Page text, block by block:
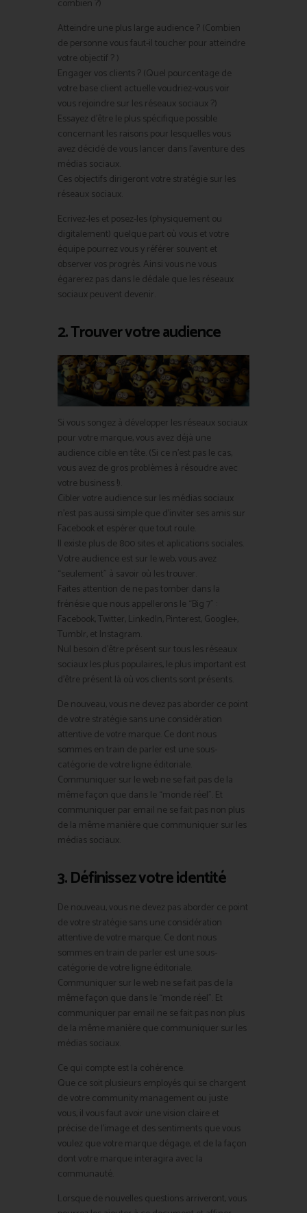
combien ?)
Atteindre une plus large audience ? (Combien
de personne vous faut-il toucher pour atteindre
votre objectif ? )
Engager vos clients ? (Quel pourcentage de
votre base client actuelle voudriez-vous voir
vous rejoindre sur les réseaux sociaux ?)
Essayez d’être le plus spécifique possible
concernant les raisons pour lesquelles vous
avez décidé de vous lancer dans l’aventure des
médias sociaux.
Ces objectifs dirigeront votre stratégie sur les
réseaux sociaux.
Ecrivez-les et posez-les (physiquement ou
digitalement) quelque part où vous et votre
équipe pourrez vous y référer souvent et
observer vos progrès. Ainsi vous ne vous
égarerez pas dans le dédale que les réseaux
sociaux peuvent devenir.
2. Trouver votre audience
Si vous songez à développer les réseaux sociaux
pour votre marque, vous avez déjà une
audience cible en tête. (Si ce n’est pas le cas,
vous avez de gros problèmes à résoudre avec
votre business !).
Cibler votre audience sur les médias sociaux
n’est pas aussi simple que d’inviter ses amis sur
Facebook et espérer que tout roule.
Il existe plus de 800 sites et aplications sociales.
Votre audience est sur le web, vous avez
“seulement” à savoir où les trouver.
Faites attention de ne pas tomber dans la
frénésie que nous appellerons le “Big 7” :
Facebook, Twitter, LinkedIn, Pinterest, Google+,
Tumblr, et Instagram.
Nul besoin d’être présent sur tous les réseaux
sociaux les plus populaires, le plus important est
d’être présent là où vos clients sont présents.
De nouveau, vous ne devez pas aborder ce point
de votre stratégie sans une considération
attentive de votre marque. Ce dont nous
sommes en train de parler est une sous-
catégorie de votre ligne éditoriale.
Communiquer sur le web ne se fait pas de la
même façon que dans le “monde réel”. Et
communiquer par email ne se fait pas non plus
de la même manière que communiquer sur les
médias sociaux.
3. Définissez votre identité
De nouveau, vous ne devez pas aborder ce point
de votre stratégie sans une considération
attentive de votre marque. Ce dont nous
sommes en train de parler est une sous-
catégorie de votre ligne éditoriale.
Communiquer sur le web ne se fait pas de la
même façon que dans le “monde réel”. Et
communiquer par email ne se fait pas non plus
de la même manière que communiquer sur les
médias sociaux.
Ce qui compte est la cohérence.
Que ce soit plusieurs employés qui se chargent
de votre community management ou juste
vous, il vous faut avoir une vision claire et
précise de l’image et des sentiments que vous
voulez que votre marque dégage, et de la façon
dont votre marque interagira avec la
communauté.
Lorsque de nouvelles questions arriveront, vous